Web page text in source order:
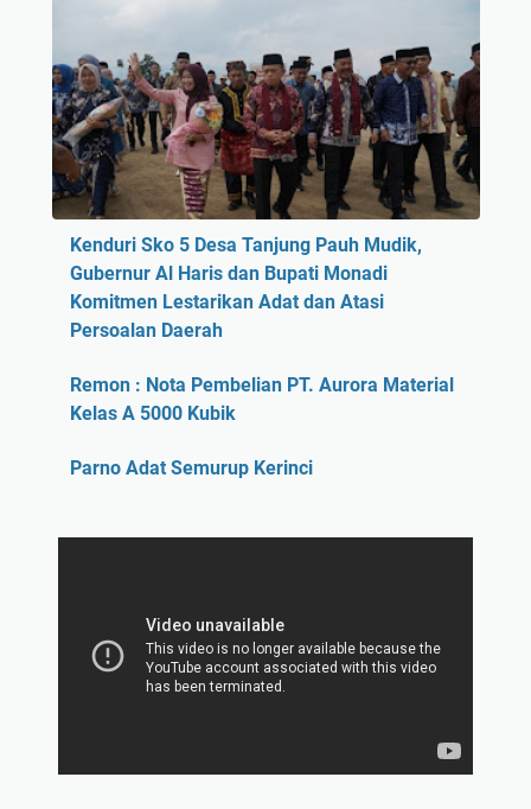
Kenduri Sko 5 Desa Tanjung Pauh Mudik,
Gubernur Al Haris dan Bupati Monadi
Komitmen Lestarikan Adat dan Atasi
Persoalan Daerah
Remon : Nota Pembelian PT. Aurora Material
Kelas A 5000 Kubik
Parno Adat Semurup Kerinci